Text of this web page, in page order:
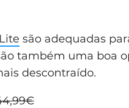
são adequadas
também uma boa
descontraído.